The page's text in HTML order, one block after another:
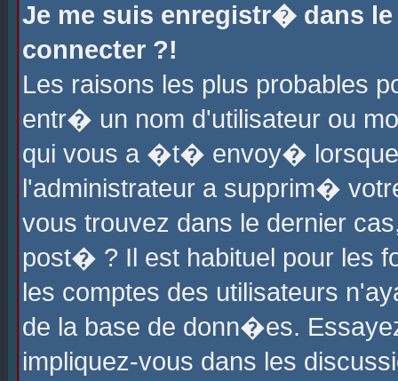
Je me suis enregistr� dans
connecter ?!
Les raisons les plus probables
entr� un nom d'utilisateur ou
qui vous a �t� envoy�
l'administrateur a supprim�
vous trouvez dans le dernier
post� ? Il est habituel pour les
les comptes des utilisateurs
de la base de donn�es.
impliquez-vous dans les